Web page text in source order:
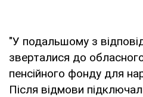
"У подальшому з
зверталися до
пенсійного фонду для
Після відмови